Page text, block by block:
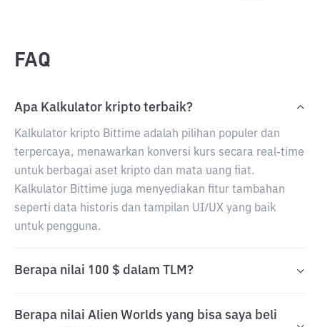
FAQ
Apa Kalkulator kripto terbaik?
Kalkulator kripto Bittime adalah pilihan populer dan
terpercaya, menawarkan konversi kurs secara real-time
untuk berbagai aset kripto dan mata uang fiat.
Kalkulator Bittime juga menyediakan fitur tambahan
seperti data historis dan tampilan UI/UX yang baik
untuk pengguna.
Berapa nilai 100 $ dalam TLM?
Berapa nilai Alien Worlds yang bisa saya beli